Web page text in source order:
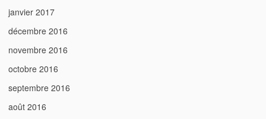
janvier 2017
décembre 2016
novembre 2016
octobre 2016
septembre 2016
août 2016